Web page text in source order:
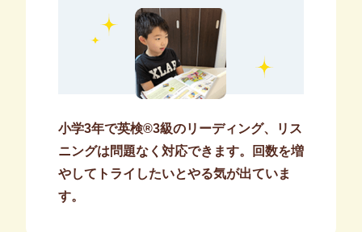
小学3年で英検®3級のリーディング、リス
ニングは問題なく対応できます。回数を増
やしてトライしたいとやる気が出ていま
す。